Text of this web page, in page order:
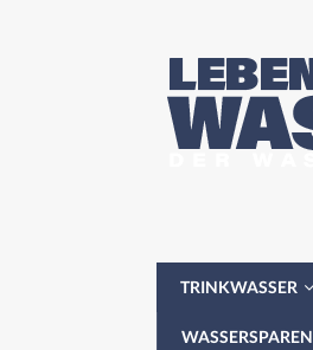
TRINKWASSER
WASSERSPAREN